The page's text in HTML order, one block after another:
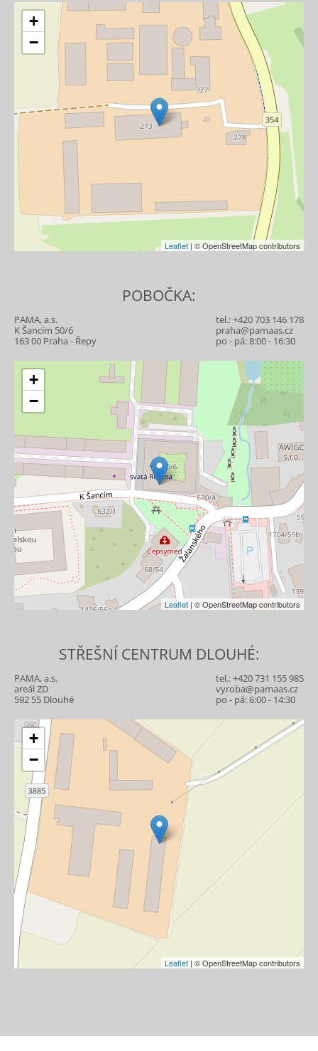
+
−
Leaflet | © OpenStreetMap contributors
POBOČKA:
PAMA, a.s.
K Šancím 50/6
163 00 Praha - Řepy
tel.:+420 703 146 178
praha@pamaas.cz
po - pá: 8:00 - 16:30
+
−
Leaflet | © OpenStreetMap contributors
STŘEŠNÍ CENTRUM DLOUHÉ:
PAMA, a.s.
areál ZD
592 55 Dlouhé
tel.:+420 731 155 985
vyroba@pamaas.cz
po - pá: 6:00 - 14:30
+
−
Leaflet | © OpenStreetMap contributors